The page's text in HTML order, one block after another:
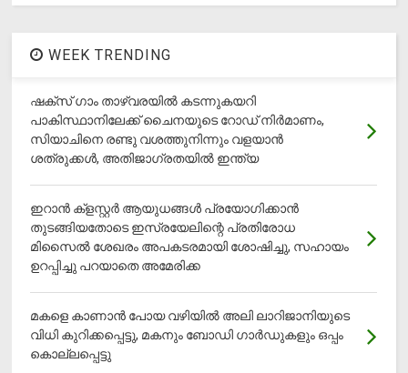
WEEK TRENDING
ഷക്സ് ​ഗാം താഴ്‌വരയിൽ കടന്നുകയറി
പാകിസ്ഥാനിലേക്ക് ചൈനയുടെ റോഡ് നിർമാണം,
സിയാചിനെ രണ്ടു വശത്തുനിന്നും വളയാൻ
ശത്രുക്കൾ, അതിജാ​ഗ്രതയിൽ ഇന്ത്യ
ഇറാന്‍ ക്‌ളസ്റ്റര്‍ ആയുധങ്ങള്‍ പ്രയോഗിക്കാന്‍
തുടങ്ങിയതോടെ ഇസ്രയേലിന്റെ പ്രതിരോധ
മിസൈല്‍ ശേഖരം അപകടരമായി ശോഷിച്ചു, സഹായം
ഉറപ്പിച്ചു പറയാതെ അമേരിക്ക
മകളെ കാണാന്‍ പോയ വഴിയില്‍ അലി ലാറിജാനിയുടെ
വിധി കുറിക്കപ്പെട്ടു, മകനും ബോഡി ഗാര്‍ഡുകളും ഒപ്പം
കൊല്ലപ്പെട്ടു